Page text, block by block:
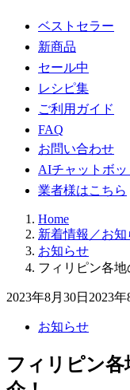
ベストセラー
新商品
セール中
レシピ集
ご利用ガイド
FAQ
お問い合わせ
AIチャットボッ
業者様はこちら
Home
新着情報／お知
お知らせ
フィリピン各地
2023年8月30日 2023年
お知らせ
フィリピン